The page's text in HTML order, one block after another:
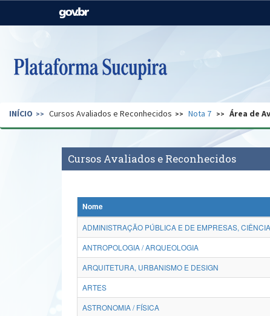
Casa Civil
Pecuária e Abastecimento
Secretaria de Governo Gabinete de Segurança
INÍCIO Cursos Avaliados e Reconhecidos Nota 7 Área de
Cursos Avaliados e Reconhecidos
Nome
ADMINISTRAÇÃO PÚBLICA E DE EMPRESAS,
ANTROPOLOGIA / ARQUEOLOGIA
ARQUITETURA, URBANISMO E DESIGN
ARTES
ASTRONOMIA / FÍSICA